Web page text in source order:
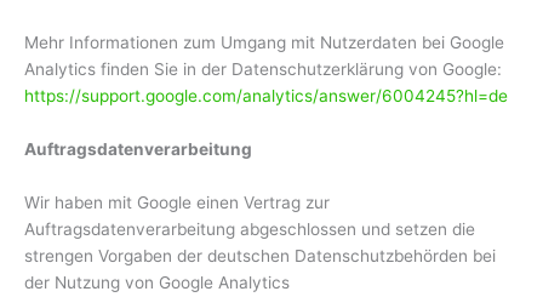
Mehr Informationen zum Umgang mit Nutzerdaten bei Google
Analytics finden Sie in der Datenschutzerklärung von Google:
https://support.google.com/analytics/answer/6004245?hl=de
Auftragsdatenverarbeitung
Wir haben mit Google einen Vertrag zur
Auftragsdatenverarbeitung abgeschlossen und setzen die
strengen Vorgaben der deutschen Datenschutzbehörden bei
der Nutzung von Google Analytics